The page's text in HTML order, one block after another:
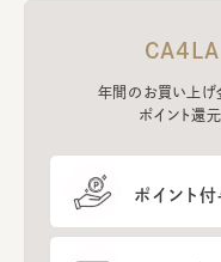
年間のお買い上げ
ポイント還
ポイント